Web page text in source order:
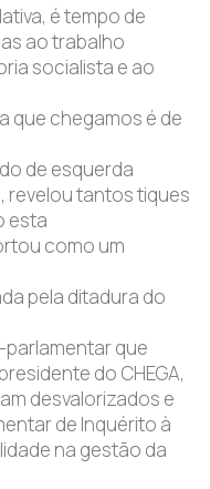
é tempo de
ao trabalho
socialista e ao
que chegamos é de
de esquerda
revelou tantos tiques
esta
como um
pela ditadura do
parlamentar que
do CHEGA,
desvalorizados e
de Inquérito à
na gestão da